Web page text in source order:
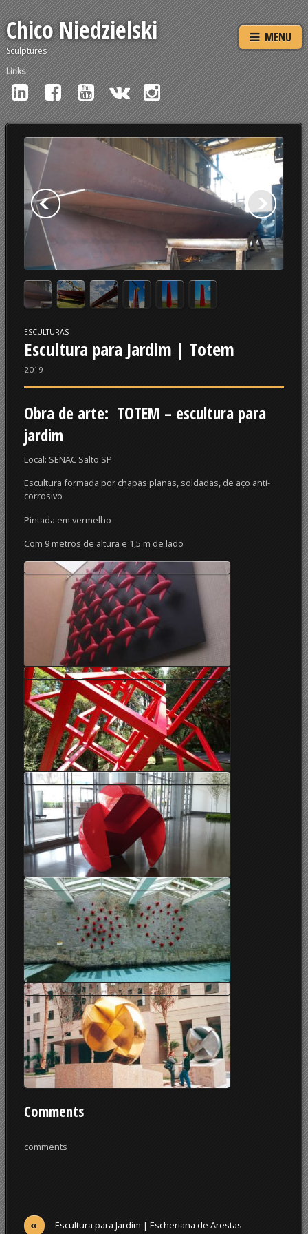
Chico Niedzielski
Sculptures
MENU
Links
ESCULTURAS
Escultura para Jardim | Totem
2019
Obra de arte: TOTEM – escultura para
jardim
Local: SENAC Salto SP
Escultura formada por chapas planas, soldadas, de aço anti-
corrosivo
Pintada em vermelho
Com 9 metros de altura e 1,5 m de lado
Comments
comments
« Escultura para Jardim | Escheriana de Arestas